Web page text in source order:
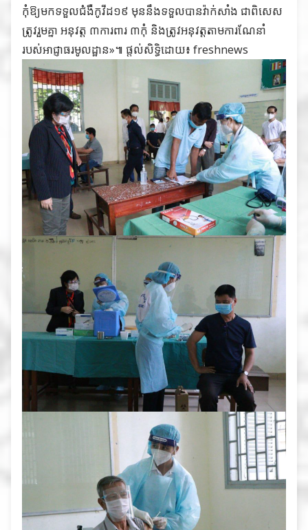
កុំឱ្យមកទទួលជំងឺកូវីដ១៩ មុននឹងទទួលបានវ៉ាក់សាំង ជាពិសេស
ត្រូវរួមគ្នា អនុវត្ដ ៣ការពារ ៣កុំ និងត្រូវអនុវត្ដតាមការណែនាំ
របស់អាជ្ញាធរមូលដ្ឋាន»៕ ផ្តល់សិទ្ធិដោយ៖ freshnews